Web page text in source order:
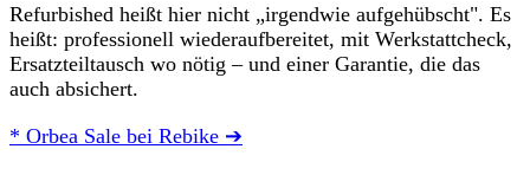
Refurbished heißt hier nicht „irgendwie aufgehübscht". Es
heißt: professionell wiederaufbereitet, mit Werkstattcheck,
Ersatzteiltausch wo nötig – und einer Garantie, die das
auch absichert.
* Orbea Sale bei Rebike ➔